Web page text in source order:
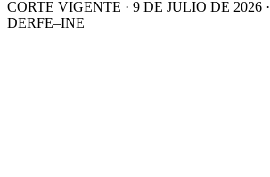
CORTE VIGENTE · 9 DE JULIO DE 2026 ·
DERFE–INE